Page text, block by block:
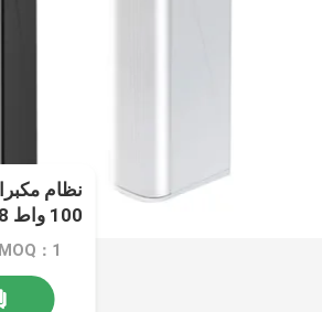
100 واط 8 أوم
MOQ：1